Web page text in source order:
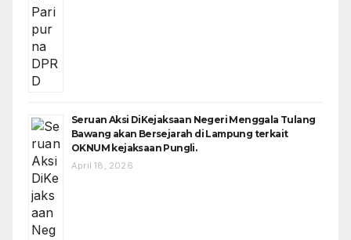
Seruan Aksi DiKejaksaan Negeri Menggala Tulang
Bawang akan Bersejarah di Lampung terkait
OKNUM kejaksaan Pungli.
April 18, 2026